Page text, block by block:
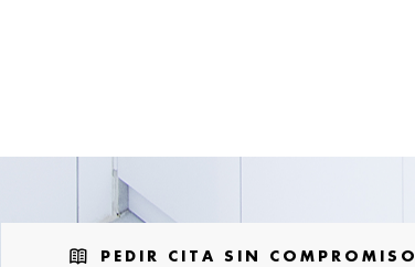
PEDIR CITA SIN COMPROMISO